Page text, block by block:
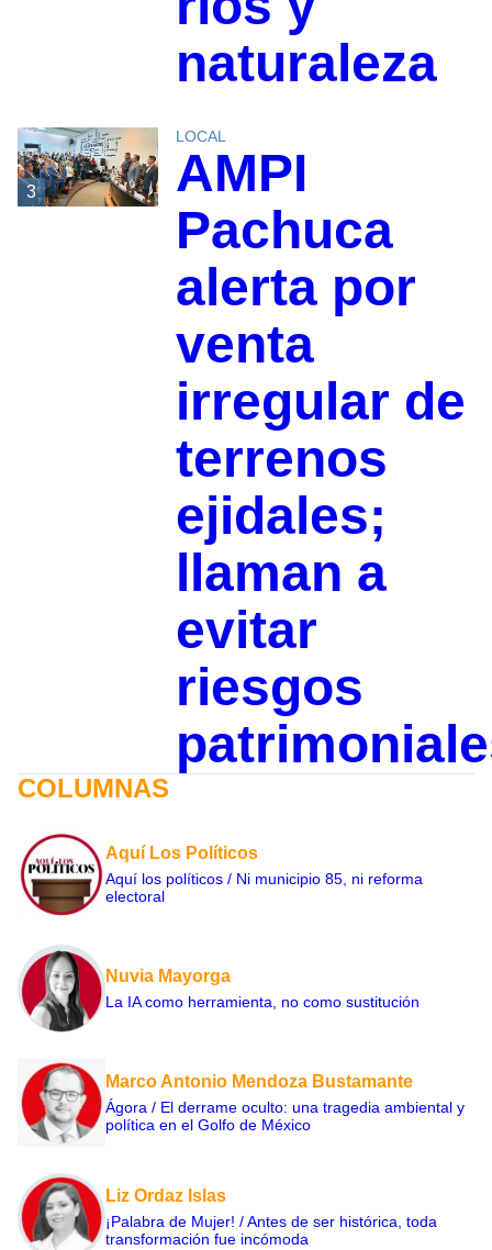
naturaleza
3
LOCAL
AMPI
Pachuca
alerta por
venta
irregular de
terrenos
ejidales;
llaman a
evitar
riesgos
COLUMNAS
Aquí Los Políticos
Aquí los políticos / Ni municipio 85, ni reforma
electoral
Nuvia Mayorga
La IA como herramienta, no como sustitución
Marco Antonio Mendoza Bustamante
Ágora / El derrame oculto: una tragedia ambiental y
política en el Golfo de México
Liz Ordaz Islas
¡Palabra de Mujer! / Antes de ser histórica, toda
transformación fue incómoda